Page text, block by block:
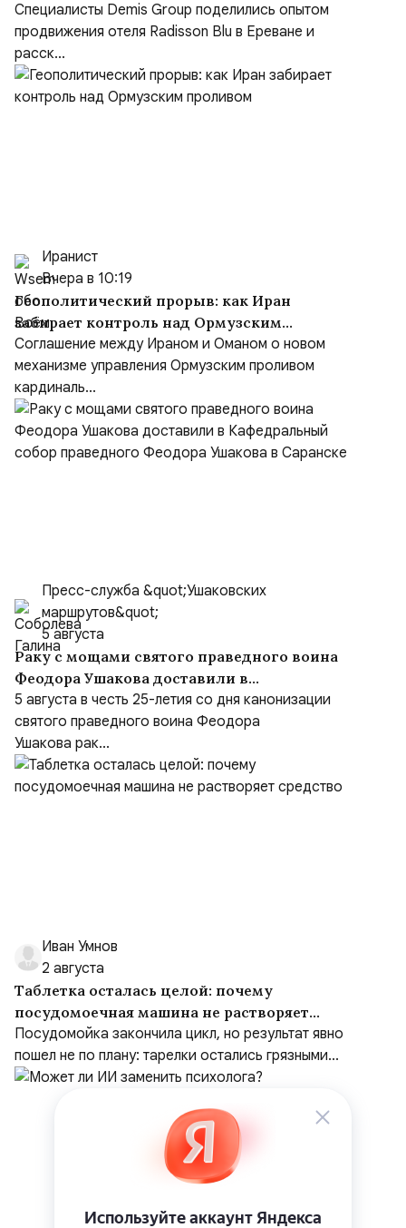
Специалисты Demis Group поделились опытом
продвижения отеля Radisson Blu в Ереване и
расск...
Иранист
Вчера в 10:19
Геополитический прорыв: как Иран
забирает контроль над Ормузским
проливом
Соглашение между Ираном и Оманом о новом
механизме управления Ормузским проливом
кардиналь...
Пресс-служба &quot;Ушаковских
маршрутов&quot;
5 августа
Раку с мощами святого праведного воина
Феодора Ушакова доставили в
Кафедральный собор праведного Феодора
Ушакова в Саранске
5 августа в честь 25-летия со дня канонизации
святого праведного воина Феодора
Ушакова рак...
Иван Умнов
2 августа
Таблетка осталась целой: почему
посудомоечная машина не растворяет
средство
Посудомойка закончила цикл, но результат явно
пошел не по плану: тарелки остались грязными...